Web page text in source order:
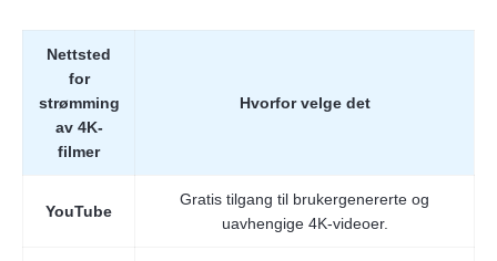
Nettsted
for
strømming
av 4K-
filmer
Hvorfor velge det
YouTube
Gratis tilgang til brukergenererte og
uavhengige 4K-videoer.